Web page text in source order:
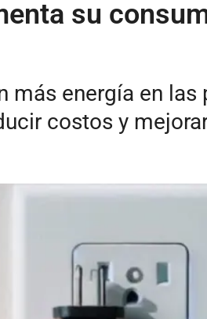
su
energía en las
costos y